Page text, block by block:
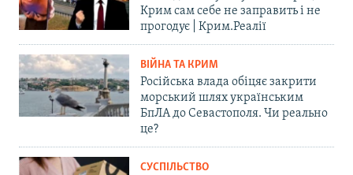
Крим сам себе не заправить і не
прогодує | Крим.Реалії
ВІЙНА ТА КРИМ
Російська влада обіцяє закрити
морський шлях українським
БпЛА до Севастополя. Чи реально
це?
СУСПІЛЬСТВО